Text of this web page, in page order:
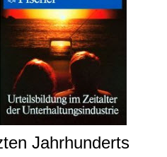
Jahrhunderts